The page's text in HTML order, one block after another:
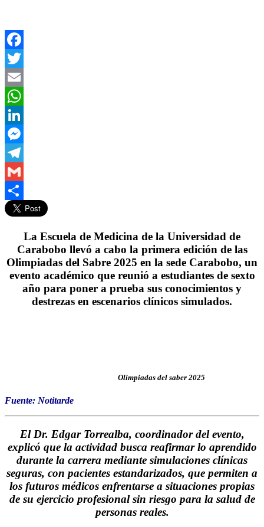
Facebook
Twitter
Email
WhatsApp
LinkedIn
Messenger
Telegram
Gmail
Compartir
La Escuela de Medicina de la Universidad de
Carabobo llevó a cabo la primera edición de las
Olimpiadas del Sabre 2025 en la sede Carabobo, un
evento académico que reunió a estudiantes de sexto
año para poner a prueba sus conocimientos y
destrezas en escenarios clínicos simulados.
Olimpiadas del saber 2025
Fuente: Notitarde
El Dr. Edgar Torrealba, coordinador del evento,
explicó que la actividad busca reafirmar lo aprendido
durante la carrera mediante simulaciones clínicas
seguras, con pacientes estandarizados, que permiten a
los futuros médicos enfrentarse a situaciones propias
de su ejercicio profesional sin riesgo para la salud de
personas reales.